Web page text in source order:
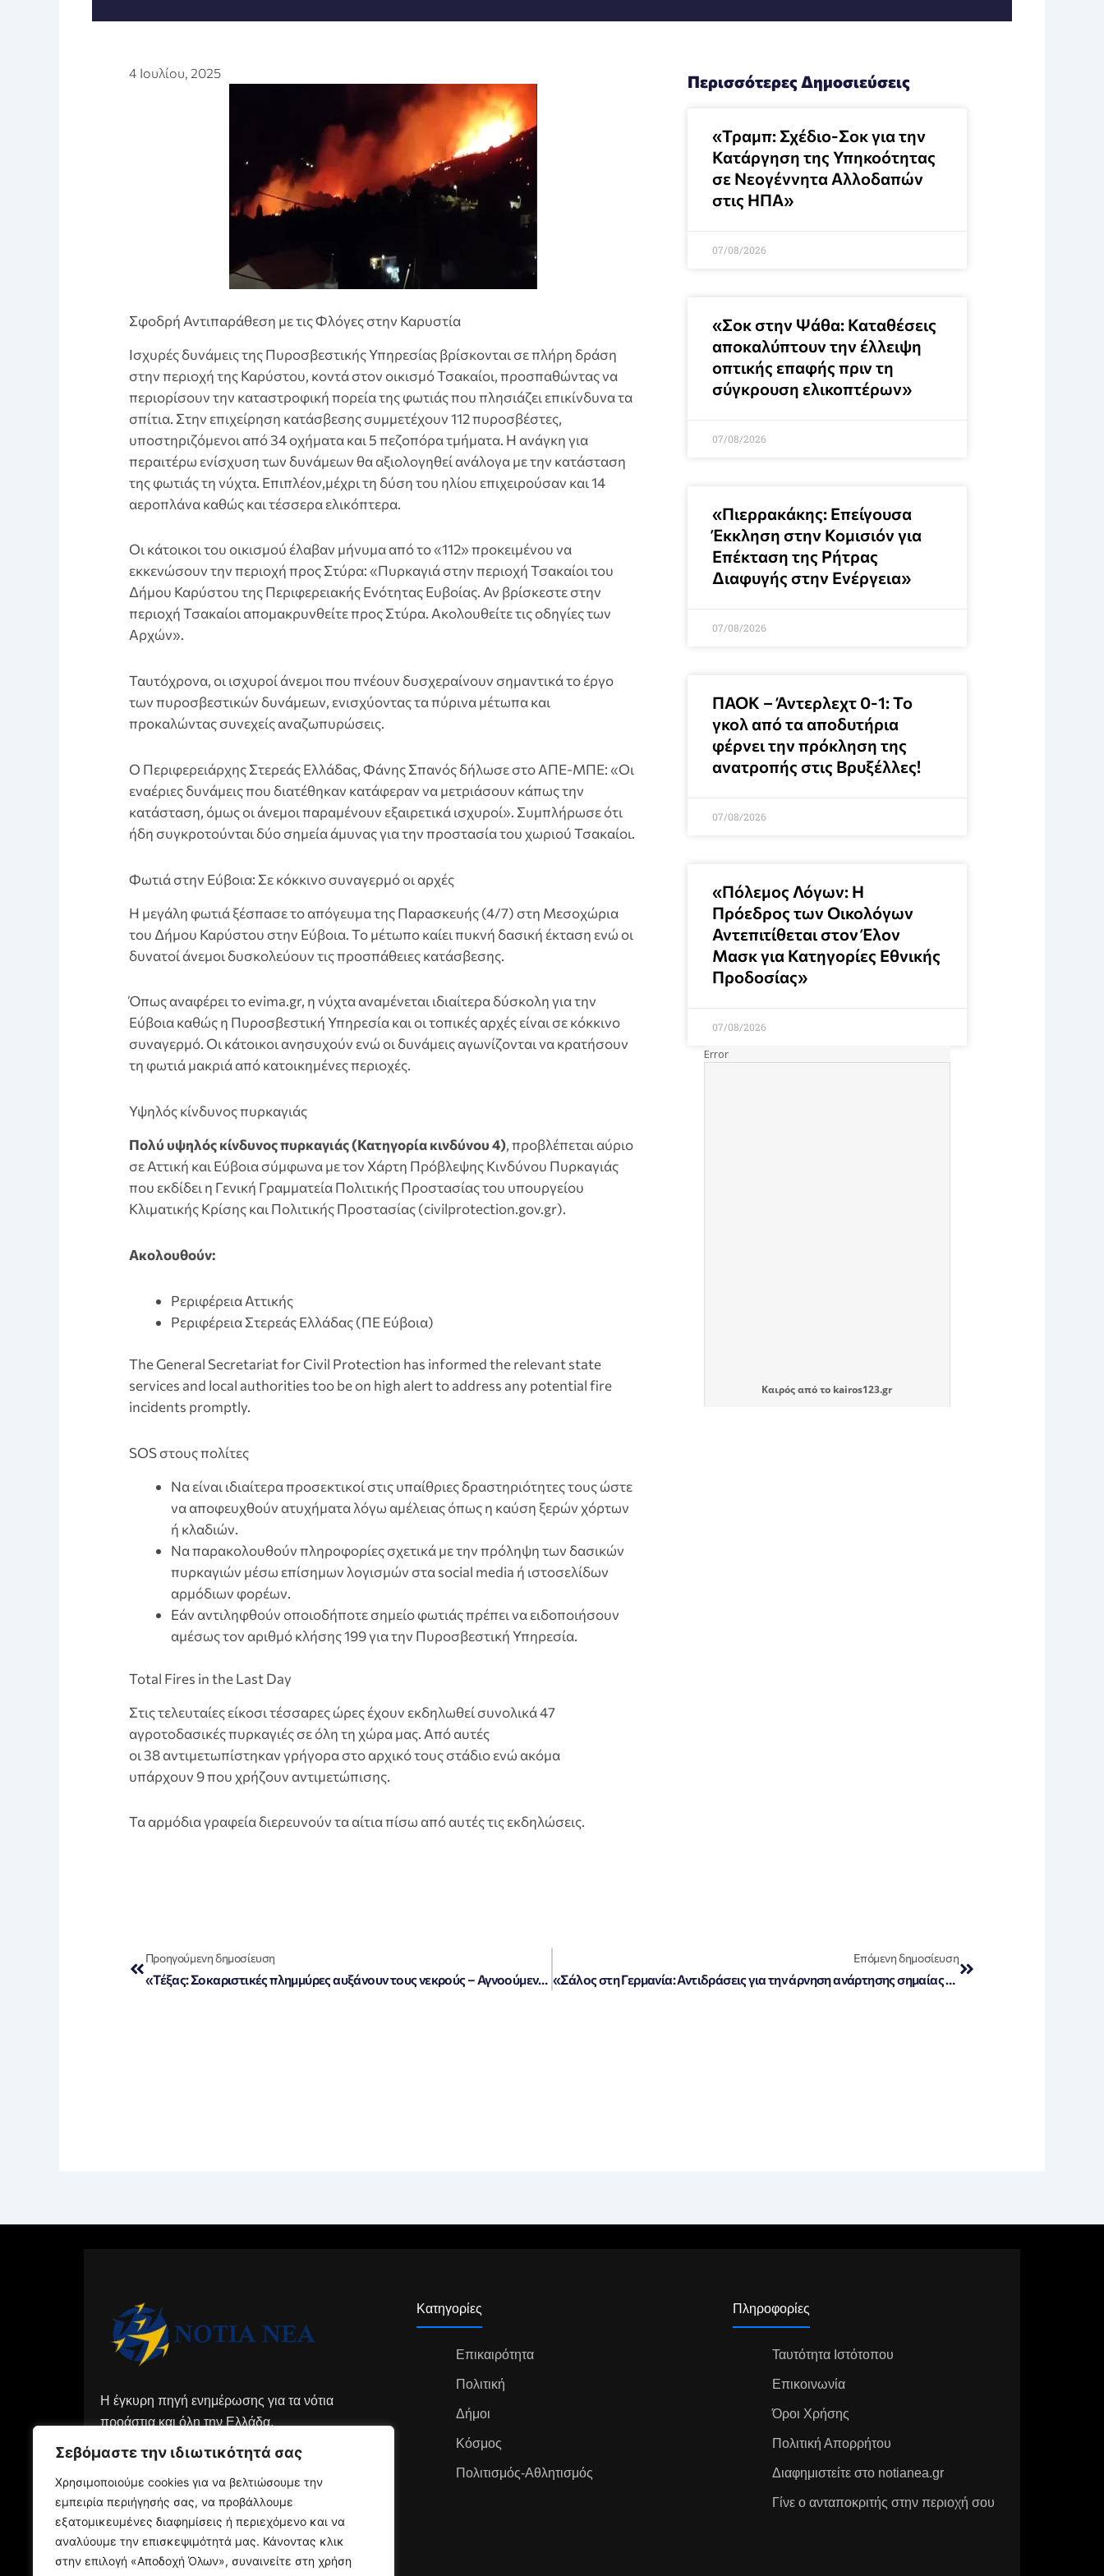
Σεβόμαστε την ιδιωτικότητά σας
Χρησιμοποιούμε cookies για να βελτιώσουμε την
εμπειρία περιήγησής σας, να προβάλλουμε
εξατομικευμένες διαφημίσεις ή περιεχόμενο και να
αναλύουμε την επισκεψιμότητά μας. Κάνοντας κλικ
στην επιλογή «Αποδοχή Όλων», συναινείτε στη χρήση
4 Ιουλίου, 2025
Σφοδρή Αντιπαράθεση με τις Φλόγες στην Καρυστία
Ισχυρές δυνάμεις της Πυροσβεστικής Υπηρεσίας βρίσκονται σε πλήρη δράση
στην περιοχή της Καρύστου, κοντά στον οικισμό Τσακαίοι, προσπαθώντας να
περιορίσουν την καταστροφική πορεία της φωτιάς που πλησιάζει επικίνδυνα τα
σπίτια. Στην επιχείρηση κατάσβεσης συμμετέχουν 112 πυροσβέστες,
υποστηριζόμενοι από 34 οχήματα και 5 πεζοπόρα τμήματα. Η ανάγκη για
περαιτέρω ενίσχυση των δυνάμεων θα αξιολογηθεί ανάλογα με την κατάσταση
της φωτιάς τη νύχτα. Επιπλέον,μέχρι τη δύση του ηλίου επιχειρούσαν και 14
αεροπλάνα καθώς και τέσσερα ελικόπτερα.
Οι κάτοικοι του οικισμού έλαβαν μήνυμα από το «112» προκειμένου να
εκκενώσουν την περιοχή προς Στύρα: «Πυρκαγιά στην περιοχή Τσακαίοι του
Δήμου Καρύστου της Περιφερειακής Ενότητας Ευβοίας. Αν βρίσκεστε στην
περιοχή Τσακαίοι απομακρυνθείτε προς Στύρα. Ακολουθείτε τις οδηγίες των
Αρχών».
Ταυτόχρονα, οι ισχυροί άνεμοι που πνέουν δυσχεραίνουν σημαντικά το έργο
των πυροσβεστικών δυνάμεων, ενισχύοντας τα πύρινα μέτωπα και
προκαλώντας συνεχείς αναζωπυρώσεις.
Ο Περιφερειάρχης Στερεάς Ελλάδας, Φάνης Σπανός δήλωσε στο ΑΠΕ-ΜΠΕ: «Οι
εναέριες δυνάμεις που διατέθηκαν κατάφεραν να μετριάσουν κάπως την
κατάσταση, όμως οι άνεμοι παραμένουν εξαιρετικά ισχυροί». Συμπλήρωσε ότι
ήδη συγκροτούνται δύο σημεία άμυνας για την προστασία του χωριού Τσακαίοι.
Φωτιά στην Εύβοια: Σε κόκκινο συναγερμό οι αρχές
Η μεγάλη φωτιά ξέσπασε το απόγευμα της Παρασκευής (4/7) στη Μεσοχώρια
του Δήμου Καρύστου στην Εύβοια. Το μέτωπο καίει πυκνή δασική έκταση ενώ οι
δυνατοί άνεμοι δυσκολεύουν τις προσπάθειες κατάσβεσης.
Όπως αναφέρει το evima.gr, η νύχτα αναμένεται ιδιαίτερα δύσκολη για την
Εύβοια καθώς η Πυροσβεστική Υπηρεσία και οι τοπικές αρχές είναι σε κόκκινο
συναγερμό. Οι κάτοικοι ανησυχούν ενώ οι δυνάμεις αγωνίζονται να κρατήσουν
τη φωτιά μακριά από κατοικημένες περιοχές.
Υψηλός κίνδυνος πυρκαγιάς
Πολύ υψηλός κίνδυνος πυρκαγιάς (Κατηγορία κινδύνου 4), προβλέπεται αύριο
σε Αττική και Εύβοια σύμφωνα με τον Χάρτη Πρόβλεψης Κινδύνου Πυρκαγιάς
που εκδίδει η Γενική Γραμματεία Πολιτικής Προστασίας του υπουργείου
Κλιματικής Κρίσης και Πολιτικής Προστασίας (civilprotection.gov.gr).
Aκολουθούν:
Pεριφέρεια Αττικής
Pεριφέρεια Στερεάς Ελλάδας (ΠΕ Εύβοια)
The General Secretariat for Civil Protection has informed the relevant state
services and local authorities too be on high alert to address any potential fire
incidents promptly.
SOS στους πολίτες
Nα είναι ιδιαίτερα προσεκτικοί στις υπαίθριες δραστηριότητες τους ώστε
να αποφευχθούν ατυχήματα λόγω αμέλειας όπως η καύση ξερών χόρτων
ή κλαδιών.
Nα παρακολουθούν πληροφορίες σχετικά με την πρόληψη των δασικών
πυρκαγιών μέσω επίσημων λογισμών στα social media ή ιστοσελίδων
αρμόδιων φορέων.
Eάν αντιληφθούν οποιοδήποτε σημείο φωτιάς πρέπει να ειδοποιήσουν
αμέσως τον αριθμό κλήσης 199 για την Πυροσβεστική Υπηρεσία.
Total Fires in the Last Day
Στις τελευταίες είκοσι τέσσαρες ώρες έχουν εκδηλωθεί συνολικά 47
αγροτοδασικές πυρκαγιές σε όλη τη χώρα μας. Από αυτές
οι 38 αντιμετωπίστηκαν γρήγορα στο αρχικό τους στάδιο ενώ ακόμα
υπάρχουν 9 που χρήζουν αντιμετώπισης.
Τα αρμόδια γραφεία διερευνούν τα αίτια πίσω από αυτές τις εκδηλώσεις.
Περισσότερες Δημοσιεύσεις
«Τραμπ: Σχέδιο-Σοκ για την
Κατάργηση της Υπηκοότητας
σε Νεογέννητα Αλλοδαπών
στις ΗΠΑ»
07/08/2026
«Σοκ στην Ψάθα: Καταθέσεις
αποκαλύπτουν την έλλειψη
οπτικής επαφής πριν τη
σύγκρουση ελικοπτέρων»
07/08/2026
«Πιερρακάκης: Επείγουσα
Έκκληση στην Κομισιόν για
Επέκταση της Ρήτρας
Διαφυγής στην Ενέργεια»
07/08/2026
ΠΑΟΚ – Άντερλεχτ 0-1: Το
γκολ από τα αποδυτήρια
φέρνει την πρόκληση της
ανατροπής στις Βρυξέλλες!
07/08/2026
«Πόλεμος Λόγων: Η
Πρόεδρος των Οικολόγων
Αντεπιτίθεται στον Έλον
Μασκ για Κατηγορίες Εθνικής
Προδοσίας»
07/08/2026
Καιρόςαπό το kairos123.gr
Προηγούμενη δημοσίευση
«Τέξας: Σοκαριστικές πλημμύρες αυξάνουν τους νεκρούς – Αγνοούμενα παιδιά σε θερινή κατασκήνωση»
Επόμενη δημοσίευση
«Σάλος στη Γερμανία: Αντιδράσεις για την άρνηση ανάρτησης σημαίας ΛΟΑΤΚΙ+ στη Μπούντεσταγκ και η προκλητική δήλωση του Μερτς»
Η έγκυρη πηγή ενημέρωσης για τα νότια
προάστια και όλη την Ελλάδα.
Κατηγορίες
Επικαιρότητα
Πολιτική
Δήμοι
Κόσμος
Πολιτισμός-Αθλητισμός
Πληροφορίες
Ταυτότητα Ιστότοπου
Επικοινωνία
Όροι Χρήσης
Πολιτική Απορρήτου
Διαφημιστείτε στο notianea.gr
Γίνε ο ανταποκριτής στην περιοχή σου